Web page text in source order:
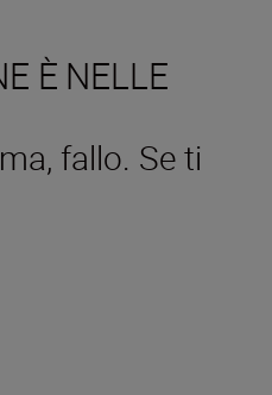
È NELLE
fallo. Se ti